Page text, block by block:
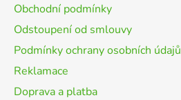
Obchodní podmínky
Odstoupení od smlouvy
Podmínky ochrany osobních údajů
Reklamace
Doprava a platba